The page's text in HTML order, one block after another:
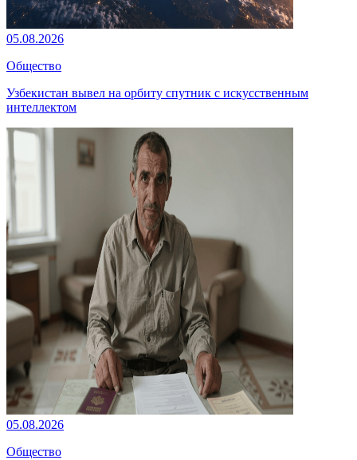
05.08.2026
Общество
Узбекистан вывел на орбиту спутник с искусственным
интеллектом
05.08.2026
Общество